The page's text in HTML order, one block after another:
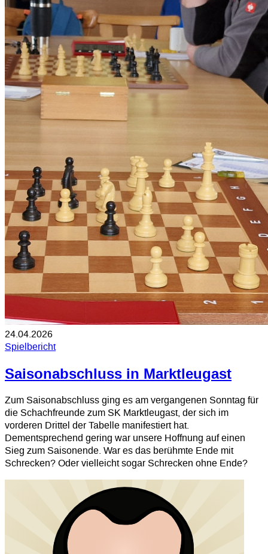
24.04.2026
Spielbericht
Saisonabschluss in Marktleugast
Zum Saisonabschluss ging es am vergangenen Sonntag für
die Schachfreunde zum SK Marktleugast, der sich im
vorderen Drittel der Tabelle manifestiert hat.
Dementsprechend gering war unsere Hoffnung auf einen
Sieg zum Saisonende. War es das berühmte Ende mit
Schrecken? Oder vielleicht sogar Schrecken ohne Ende?